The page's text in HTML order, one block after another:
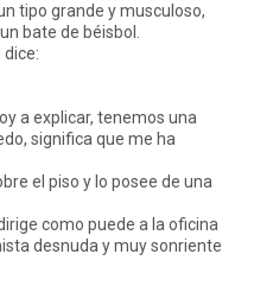
tipo grande y musculoso,
bate de béisbol.
a explicar, tenemos una
significa que me ha
el piso y lo posee de una
como puede a la oficina
desnuda y muy sonriente